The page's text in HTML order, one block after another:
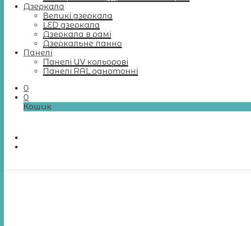
Дзеркала
Великі дзеркала
LED дзеркала
Дзеркала в рамі
Дзеркальне панно
Панелі
Панелі UV кольорові
Панелі RAL однотонні
0
0
Кошик